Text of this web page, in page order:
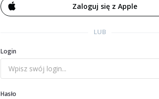
Zaloguj się z Apple
LUB
Login
Hasło